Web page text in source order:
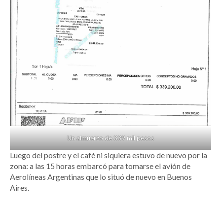
Un almuerzo de 339 mil pesos
Luego del postre y el café ni siquiera estuvo de nuevo por la
zona: a las 15 horas embarcó para tomarse el avión de
Aerolíneas Argentinas que lo situó de nuevo en Buenos
Aires.